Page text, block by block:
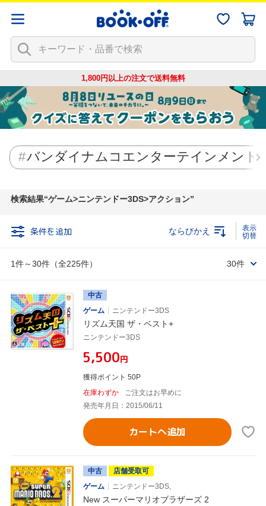
1,800円以上の注文で送料無料
バンダイナムコエンターテインメント
検索結果 ゲーム>ニンテンドー3DS>アクション
条件を追加
1件～30件（全225件）
ならびかえ
30件
中古
ゲーム
ニンテンドー3DS
リズム天国 ザ・ベスト+
ニンテンドー3DS
¥5,500円
獲得ポイント 50P
在庫わずか
ご注文はお早めに
発売年月日：2015/06/11
カートへ追加
中古
店舗受取可
ゲーム
ニンテンドー3DS,
New スーパーマリオブラザーズ 2